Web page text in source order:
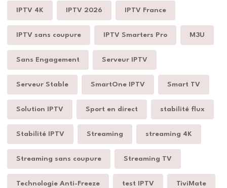
IPTV 4K IPTV 2026 IPTV France
IPTV sans coupure IPTV Smarters Pro M3U
Sans Engagement Serveur IPTV
Serveur Stable SmartOne IPTV Smart TV
Solution IPTV Sport en direct stabilité flux
Stabilité IPTV Streaming streaming 4K
Streaming sans coupure Streaming TV
Technologie Anti-Freeze test IPTV TiviMate